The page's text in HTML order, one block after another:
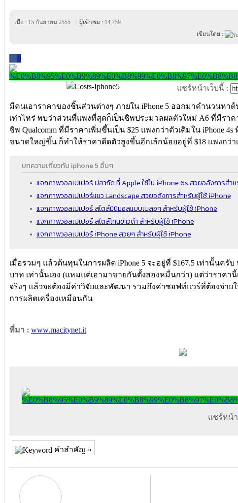
เมื่อ : 15 กันยายน 2555 ผู้เข้าชม : 14,759
เขียนโดย :
0
แชร์หน้าเว็บนี้ :
มีคนเอาราคาของชิ้นส่วนต่างๆ ภายใน iPhone 5 ออกมาคำนวนหา
เท่าไหร่ พบว่าส่วนที่แพงที่สุดก็เป็นชิพประมวลผลตัวใหม่ A6 ที่มีราค
ชิพ Qualcomm ที่มีราคาเพิ่มขึ้นเป็น $25 แพงกว่าตัวเดิมใน iPhone
ขนาดใหญ่ขึ้น ก็ทำให้ราคาดีดตัวสูงขึ้นอีกเล้กน้อยอยู่ที่ $18 แพงกว่า
บทความเกี่ยวกับ iphone 5 อื่นๆ
แจกภาพวอลเปเปอร์ ปลากัด ที่ Apple ใช้ใน iPhone 6s สวยอลังการสำ
แจกภาพวอลเปเปอร์แนว Landscape สวยอลังการสำหรับผู้ใช้ iPhone
แจกภาพวอลเปเปอร์ สไตล์มินิมอลแบบเบลอๆ สำหรับผู้ใช้ iPhone
แจกภาพวอลเปเปอร์ สไตล์โทนขาวดำ สำหรับผู้ใช้ iPhone
แจกภาพวอลเปเปอร์ iPhone สวยๆ สำหรับผู้ใช้ iPhone
เมื่อรวมๆ แล้วต้นทุนในการผลิต iPhone 5 จะอยู่ที่ $167.5 เท่านั้นครั
บาท เท่านั้นเอง (แหมแต่เอามาขายกันตั้งสองหมื่นกว่า) แต่ว่าราคา
จริงๆ แล้วจะต้องมีค่าวิจัยและพัฒนา รวมถึงค่าซอฟท์แวร์ที่ต้องจ่า
การผลิตเครื่องเหมือนกัน
ที่มา : www.macitynet.it
แชร์หน้า
คำสำคัญ »